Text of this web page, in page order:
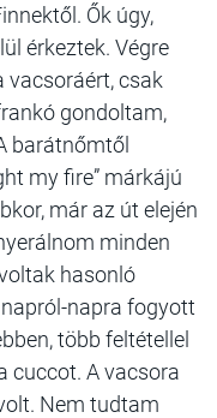
Ők úgy,
érkeztek. Végre
vacsoráért, csak
gondoltam,
barátnőmtől
my fire” márkájú
már az út elején
minden
hasonló
napra fogyott
több feltétellel
cuccot. A vacsora
Nem tudtam